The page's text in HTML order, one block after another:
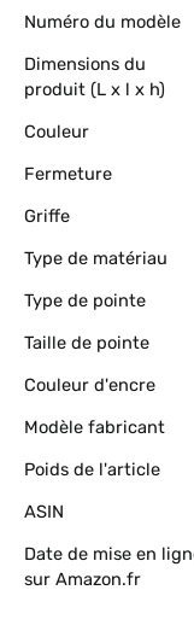
Numéro du modèle
Dimensions du
produit (L x l x h)
Couleur
Fermeture
Griffe
Type de matériau
Type de pointe
Taille de pointe
Couleur d'encre
Modèle fabricant
Poids de l'article
ASIN
Date de mise en
sur Amazon.fr